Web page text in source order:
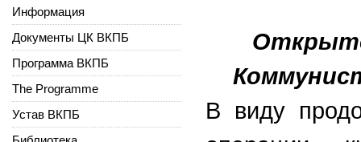
В виду
Информация
Документы ЦК ВКПБ
Программа ВКПБ
The Programme
Устав ВКПБ